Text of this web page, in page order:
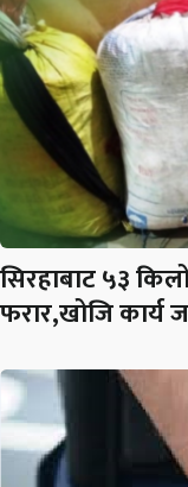
सिरहाबाट ५३
फरार,खोजि कार्य